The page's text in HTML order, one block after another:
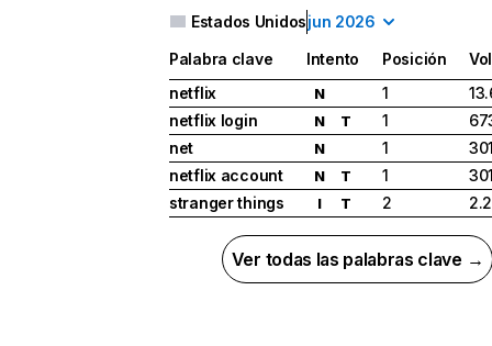
Estados Unidosjun 2026
Palabra clave Intento Posición
netflix
N 1
netflix login
N T 1
net
N 1
netflix account
N T 1
stranger things
I T 2
Ver todas las palabras clave →